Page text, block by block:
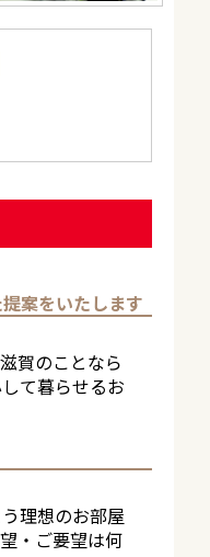
案をいたします
賀のことなら
て暮らせるお
理想のお部屋
・ご要望は何